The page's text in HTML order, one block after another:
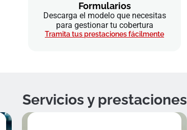
Formularios
Descarga el modelo que necesitas
para gestionar tu cobertura
Tramita tus prestaciones fácilmente
Servicios y prestaciones